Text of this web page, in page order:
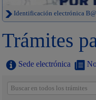
Identificación electrónica
Trámites
Sede electrónica